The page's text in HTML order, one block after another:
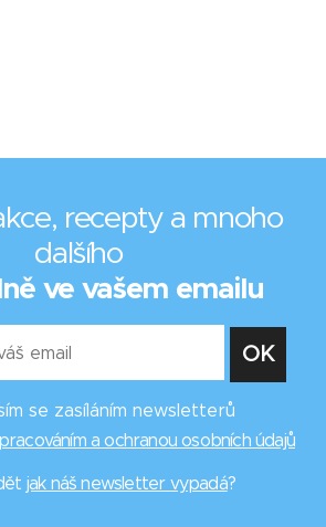
recepty a mnoho
dalšího
ve vašem emailu
se zasíláním newsletterů
a ochranou osobních údajů
jak náš newsletter vypadá?